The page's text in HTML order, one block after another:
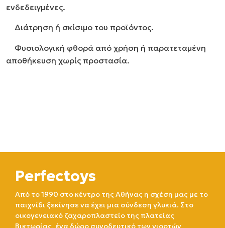
ενδεδειγμένες.
Διάτρηση ή σκίσιμο του προϊόντος.
Φυσιολογική φθορά από χρήση ή παρατεταμένη
αποθήκευση χωρίς προστασία.
Perfectoys
Από το 1990 στο κέντρο της Αθήνας η σχέση μας με το
παιχνίδι ξεκίνησε να έχει μια σύνδεση γλυκιά. Στο
οικογενειακό ζαχαροπλαστείο της πλατείας
Βικτωρίας, ένα δώρο συνοδευτικό των γιορτών